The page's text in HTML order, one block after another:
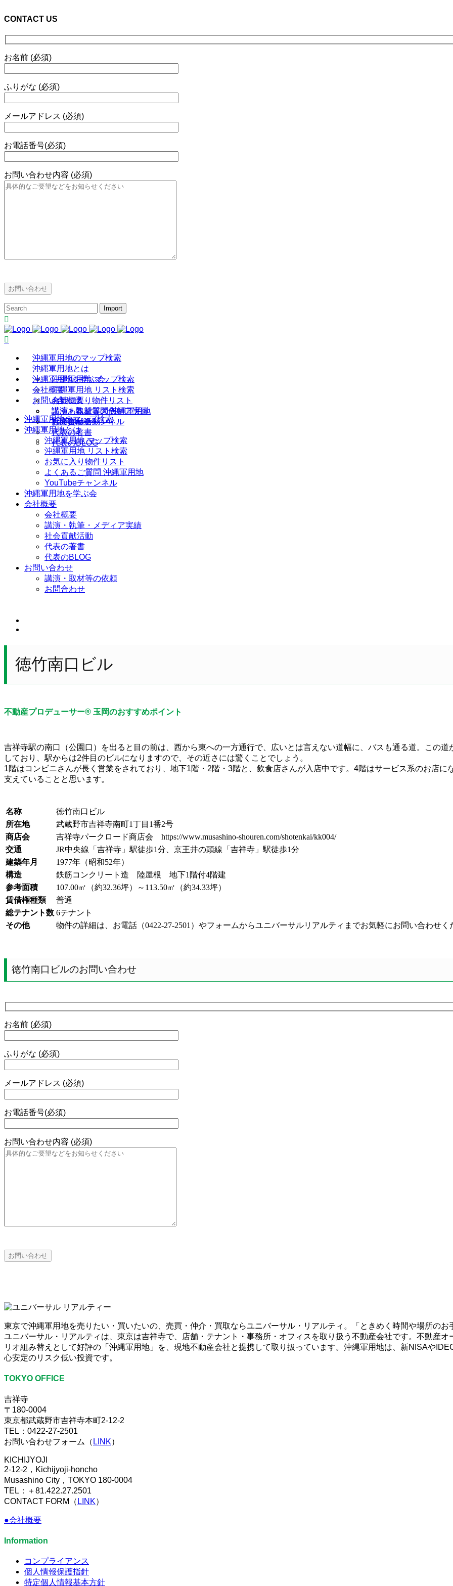
CONTACT US
お名前 (必須)
ふりがな (必須)
メールアドレス (必須)
お電話番号(必須)
お問い合わせ内容 (必須)
沖縄軍用地のマップ検索
沖縄軍用地とは
沖縄軍用地 マップ検索
沖縄軍用地 リスト検索
お気に入り物件リスト
よくあるご質問 沖縄軍用地
YouTubeチャンネル
沖縄軍用地を学ぶ会
会社概要
会社概要
講演・執筆・メディア実績
社会貢献活動
代表の著書
代表のBLOG
お問い合わせ
講演・取材等の依頼
お問合わせ
沖縄軍用地のマップ検索
沖縄軍用地とは
沖縄軍用地 マップ検索
沖縄軍用地 リスト検索
お気に入り物件リスト
よくあるご質問 沖縄軍用地
YouTubeチャンネル
沖縄軍用地を学ぶ会
会社概要
会社概要
講演・執筆・メディア実績
社会貢献活動
代表の著書
代表のBLOG
お問い合わせ
講演・取材等の依頼
お問合わせ
徳竹南口ビル
不動産プロデューサー® 玉岡のおすすめポイント
吉祥寺駅の南口（公園口）を出ると目の前は、西から東への一方通行で、広いとは言えない道幅に、バスも通る道。この
しており、駅からは2件目のビルになりますので、その近さには驚くことでしょう。
1階はコンビニさんが長く営業をされており、地下1階・2階・3階と、飲食店さんが入店中です。4階はサービス系のお店
支えていることと思います。
名称
徳竹南口ビル
所在地
武蔵野市吉祥寺南町1丁目1番2号
商店会
吉祥寺パークロード商店会 https://www.musashino-shouren.com/shotenkai/kk004/
交通
JR中央線「吉祥寺」駅徒歩1分、京王井の頭線「吉祥寺」駅徒歩1分
建築年月
1977年（昭和52年）
構造
鉄筋コンクリート造 陸屋根 地下1階付4階建
参考面積
107.00㎡（約32.36坪）～113.50㎡（約34.33坪）
賃借権種類
普通
総テナント数 6テナント
その他
物件の詳細は、お電話（0422-27-2501）やフォームからユニバーサルリアルティまでお気軽にお問い合わせく
徳竹南口ビルのお問い合わせ
お名前 (必須)
ふりがな (必須)
メールアドレス (必須)
お電話番号(必須)
お問い合わせ内容 (必須)
東京で沖縄軍用地を売りたい・買いたいの、売買・仲介・買取ならユニバーサル・リアルティ。「ときめく時間や場所の
ユニバーサル・リアルティは、東京は吉祥寺で、店舗・テナント・事務所・オフィスを取り扱う不動産会社です。不動産
リオ組み替えとして好評の「沖縄軍用地」を、現地不動産会社と提携して取り扱っています。沖縄軍用地は、新NISAや
心安定のリスク低い投資です。
TOKYO OFFICE
吉祥寺
〒180-0004
東京都武蔵野市吉祥寺本町2-12-2
TEL：0422-27-2501
お問い合わせフォーム（ LINK）
KICHIJYOJI
2-12-2，Kichijyoji-honcho
Musashino City，TOKYO 180-0004
TEL：＋81.422.27.2501
CONTACT FORM（ LINK）
●会社概要
Information
コンプライアンス
個人情報保護指針
特定個人情報基本方針